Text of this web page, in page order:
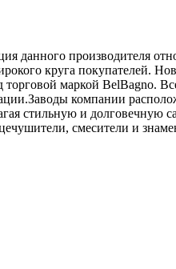
данного производителя
круга покупателей.
маркой BelBagno.
компании
стильную и долговечную
смесители и